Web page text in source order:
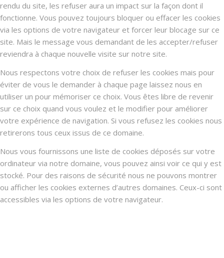
rendu du site, les refuser aura un impact sur la façon dont il
fonctionne. Vous pouvez toujours bloquer ou effacer les cookies
via les options de votre navigateur et forcer leur blocage sur ce
site. Mais le message vous demandant de les accepter/refuser
reviendra à chaque nouvelle visite sur notre site.
Nous respectons votre choix de refuser les cookies mais pour
éviter de vous le demander à chaque page laissez nous en
utiliser un pour mémoriser ce choix. Vous êtes libre de revenir
sur ce choix quand vous voulez et le modifier pour améliorer
votre expérience de navigation. Si vous refusez les cookies nous
retirerons tous ceux issus de ce domaine.
Nous vous fournissons une liste de cookies déposés sur votre
ordinateur via notre domaine, vous pouvez ainsi voir ce qui y est
stocké. Pour des raisons de sécurité nous ne pouvons montrer
ou afficher les cookies externes d’autres domaines. Ceux-ci sont
accessibles via les options de votre navigateur.